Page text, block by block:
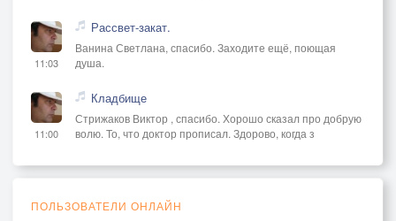
11:03
Рассвет-закат.
Ванина Светлана, спасибо. Заходите ещё, поющая
душа.
11:00
Кладбище
Стрижаков Виктор , спасибо. Хорошо сказал про добрую
волю. То, что доктор прописал. Здорово, когда з
ПОЛЬЗОВАТЕЛИ ОНЛАЙН